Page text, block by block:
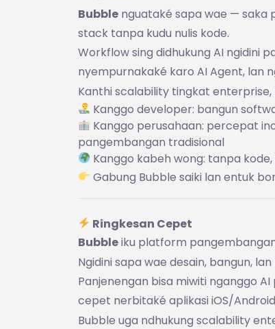
Bubble nguataké sapa wae — saka
stack tanpa kudu nulis kode.
Workflow sing didhukung AI ngidini
nyempurnakaké karo AI Agent, lan
Kanthi scalability tingkat
Kanggo developer: bangun
Kanggo perusahaan: percepat
pangembangan tradisional
Kanggo kabeh wong: tanpa
Gabung Bubble saiki lan entuk
Ringkesan Cepet
Bubbleiku platform
Ngidini sapa wae desain, bangun,
Panjenengan bisa miwiti nganggo
cepet nerbitaké aplikasi iOS/
Bubble uga ndhukung scalability